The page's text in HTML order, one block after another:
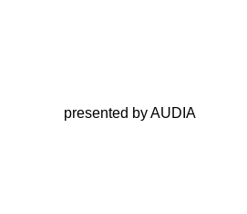
presented by AUDIA